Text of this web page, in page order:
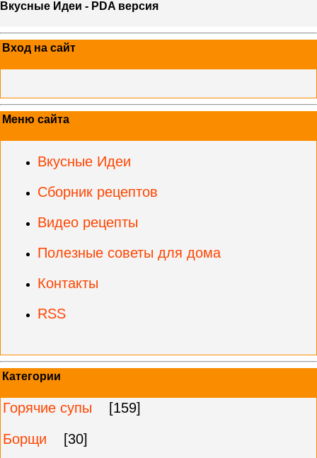
Вкусные Идеи - PDA версия
Вход на сайт
Меню сайта
Вкусные Идеи
Сборник рецептов
Видео рецепты
Полезные советы для дома
Контакты
RSS
Категории
Горячие супы
[159]
Борщи
[30]